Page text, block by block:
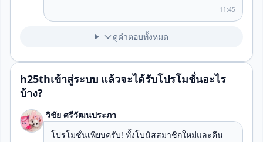
11:45
ดูคำตอบทั้งหมด
h25thเข้าสู่ระบบ แล้วจะได้รับโปรโมชั่นอะไร
บ้าง?
วิชัย ศรีวัฒนประภา
โปรโมชั่นเพียบครับ! ทั้งโบนัสสมาชิกใหม่และคืน